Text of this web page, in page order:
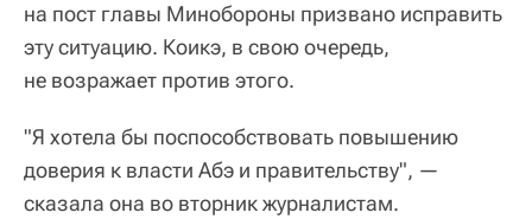
на пост главы Минобороны призвано исправить
эту ситуацию. Коикэ, в свою очередь,
не возражает против этого.
"Я хотела бы поспособствовать повышению
доверия к власти Абэ и правительству", —
сказала она во вторник журналистам.